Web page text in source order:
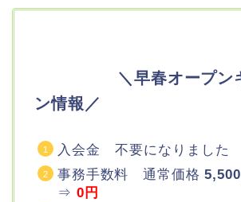
＼早春オープンキ
ン情報／
入会金 不要になりました
事務手数料 通常価格5,500
⇒ 0円